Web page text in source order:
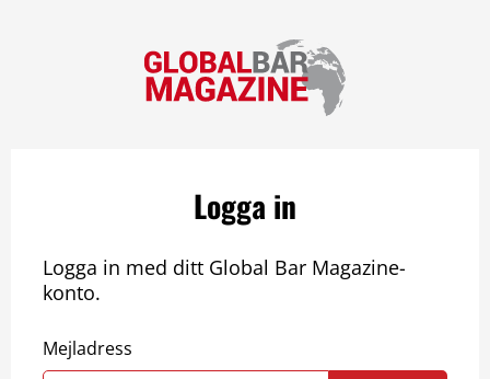
Logga in
Logga in med ditt Global Bar Magazine-
konto.
Mejladress